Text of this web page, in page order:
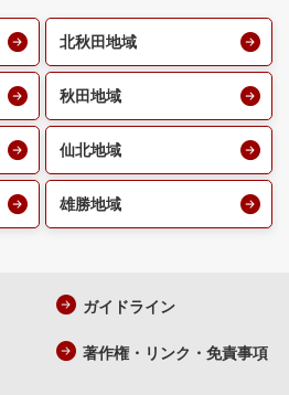
北秋田地域
秋田地域
仙北地域
雄勝地域
ガイドライン
著作権・リンク・免責事項